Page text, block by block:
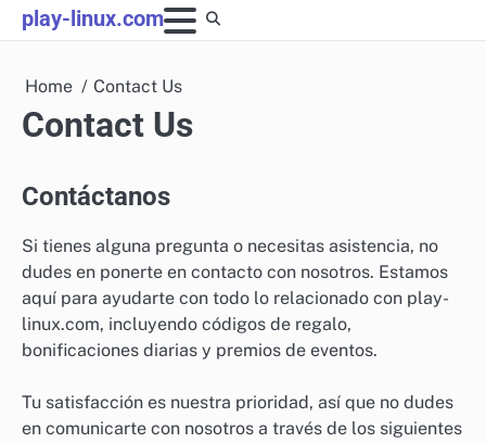
Skip
to
play-linux.com
Home Contact Us
Contact Us
Contáctanos
Si tienes alguna pregunta o necesitas asistencia, no
dudes en ponerte en contacto con nosotros. Estamos
aquí para ayudarte con todo lo relacionado con play-
linux.com, incluyendo códigos de regalo,
bonificaciones diarias y premios de eventos.
Tu satisfacción es nuestra prioridad, así que no dudes
en comunicarte con nosotros a través de los siguientes